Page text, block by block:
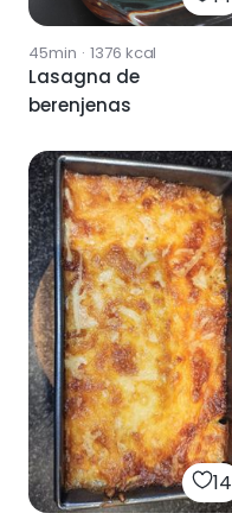
45min · 1376 kcal
Lasagna de
berenjenas
14